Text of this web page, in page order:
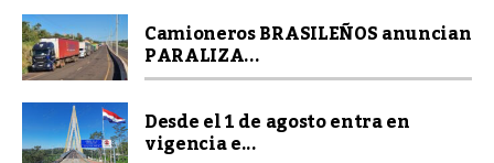
Camioneros BRASILEÑOS anuncian
PARALIZA...
Desde el 1 de agosto entra en
vigencia e...